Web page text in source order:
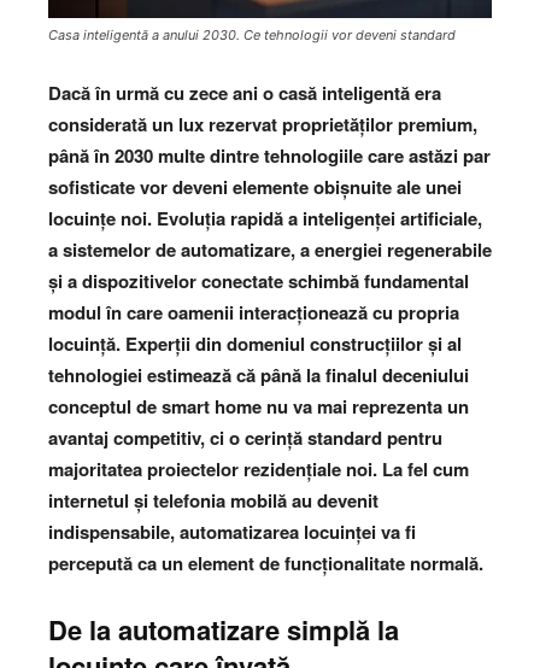
Casa inteligentă a anului 2030. Ce tehnologii vor deveni standard
Dacă în urmă cu zece ani o casă inteligentă era
considerată un lux rezervat proprietăților premium,
până în 2030 multe dintre tehnologiile care astăzi par
sofisticate vor deveni elemente obișnuite ale unei
locuințe noi. Evoluția rapidă a inteligenței artificiale,
a sistemelor de automatizare, a energiei regenerabile
și a dispozitivelor conectate schimbă fundamental
modul în care oamenii interacționează cu propria
locuință. Experții din domeniul construcțiilor și al
tehnologiei estimează că până la finalul deceniului
conceptul de smart home nu va mai reprezenta un
avantaj competitiv, ci o cerință standard pentru
majoritatea proiectelor rezidențiale noi. La fel cum
internetul și telefonia mobilă au devenit
indispensabile, automatizarea locuinței va fi
percepută ca un element de funcționalitate normală.
De la automatizare simplă la